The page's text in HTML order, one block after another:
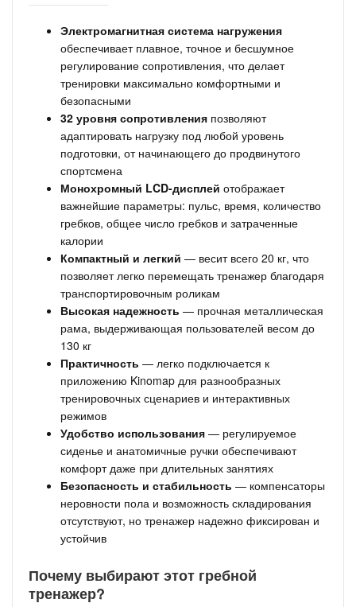
Электромагнитная система нагружения
обеспечивает плавное, точное и бесшумное
регулирование сопротивления, что делает
тренировки максимально комфортными и
безопасными
32 уровня сопротивления позволяют
адаптировать нагрузку под любой уровень
подготовки, от начинающего до продвинутого
спортсмена
Монохромный LCD-дисплей отображает
важнейшие параметры: пульс, время, количество
гребков, общее число гребков и затраченные
калории
Компактный и легкий — весит всего 20 кг, что
позволяет легко перемещать тренажер благодаря
транспортировочным роликам
Высокая надежность — прочная металлическая
рама, выдерживающая пользователей весом до
130 кг
Практичность — легко подключается к
приложению Kinomap для разнообразных
тренировочных сценариев и интерактивных
режимов
Удобство использования — регулируемое
сиденье и анатомичные ручки обеспечивают
комфорт даже при длительных занятиях
Безопасность и стабильность — компенсаторы
неровности пола и возможность складирования
отсутствуют, но тренажер надежно фиксирован и
устойчив
Почему выбирают этот гребной
тренажер?